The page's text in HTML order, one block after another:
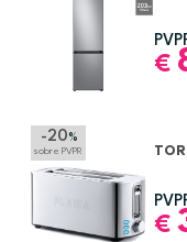
€
-20 %
sobre PVPR
€